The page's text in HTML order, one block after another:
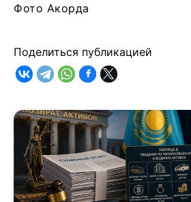
Фото Акорда
Поделиться публикацией